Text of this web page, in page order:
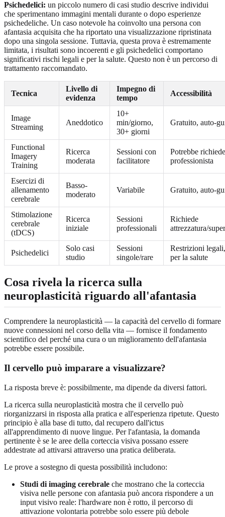
Psichedelici: un piccolo numero di casi studio descrive individui
che sperimentano immagini mentali durante o dopo esperienze
psichedeliche. Un caso notevole ha coinvolto una persona con
afantasia acquisita che ha riportato una visualizzazione ripristinata
dopo una singola sessione. Tuttavia, questa prova è estremamente
limitata, i risultati sono incoerenti e gli psichedelici comportano
significativi rischi legali e per la salute. Questo non è un percorso di
trattamento raccomandato.
Tecnica
Livello di
evidenza
Impegno di
tempo
Accessibilità
Image
Streaming
Aneddotico
10+
min/giorno,
30+ giorni
Gratuito, auto-
Functional
Imagery
Training
Ricerca
moderata
Sessioni con
facilitatore
Potrebbe
professionista
Esercizi di
allenamento
cerebrale
Basso-
moderato
Variabile Gratuito, auto-
Stimolazione
cerebrale
(tDCS)
Ricerca
iniziale
Sessioni
professionali
Richiede
attrezzatura/
Psichedelici
Solo casi
studio
Sessioni
singole/rare
Restrizioni
per la salute
Cosa rivela la ricerca sulla
neuroplasticità riguardo all'afantasia
Comprendere la neuroplasticità — la capacità del cervello di formare
nuove connessioni nel corso della vita — fornisce il fondamento
scientifico del perché una cura o un miglioramento dell'afantasia
potrebbe essere possibile.
Il cervello può imparare a visualizzare?
La risposta breve è: possibilmente, ma dipende da diversi fattori.
La ricerca sulla neuroplasticità mostra che il cervello può
riorganizzarsi in risposta alla pratica e all'esperienza ripetute. Questo
principio è alla base di tutto, dal recupero dall'ictus
all'apprendimento di nuove lingue. Per l'afantasia, la domanda
pertinente è se le aree della corteccia visiva possano essere
addestrate ad attivarsi attraverso una pratica deliberata.
Le prove a sostegno di questa possibilità includono:
Studi di imaging cerebrale che mostrano che la corteccia
visiva nelle persone con afantasia può ancora rispondere a un
input visivo reale: l'hardware non è rotto, il percorso di
attivazione volontaria potrebbe solo essere più debole